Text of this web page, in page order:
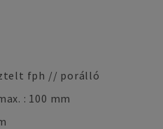
fph // porálló
: 100 mm